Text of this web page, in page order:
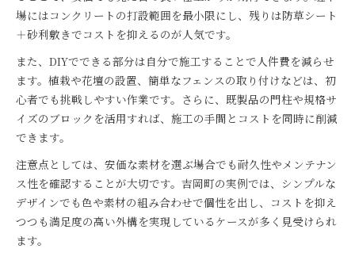
場にはコンクリートの打設範囲を最小限にし、残りは防草シート
＋砂利敷きでコストを抑えるのが人気です。
また、DIYでできる部分は自分で施工することで人件費を減らせ
ます。植栽や花壇の設置、簡単なフェンスの取り付けなどは、初
心者でも挑戦しやすい作業です。さらに、既製品の門柱や規格サ
イズのブロックを活用すれば、施工の手間とコストを同時に削減
できます。
注意点としては、安価な素材を選ぶ場合でも耐久性やメンテナン
ス性を確認することが大切です。吉岡町の実例では、シンプルな
デザインでも色や素材の組み合わせで個性を出し、コストを抑え
つつも満足度の高い外構を実現しているケースが多く見受けられ
ます。